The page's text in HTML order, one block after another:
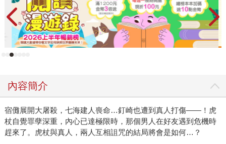
內容簡介
宿儺展開大屠殺，七海建人喪命…釘崎也遭到真人打傷——！虎
杖自覺罪孽深重，內心已達極限時，那個男人在好友遇到危機時
趕來了。虎杖與真人，兩人互相詛咒的結局將會是如何…？